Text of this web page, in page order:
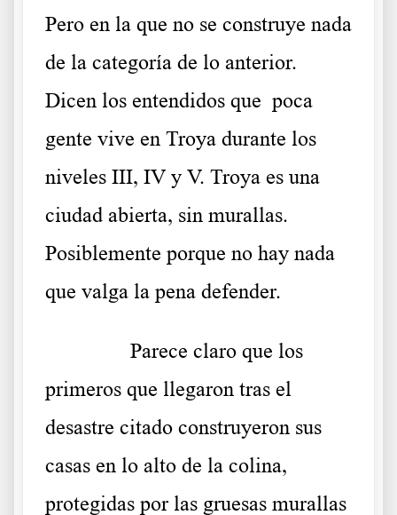
Pero en la que no se construye nada
de la categoría de lo anterior.
Dicen los entendidos que poca
gente vive en Troya durante los
niveles III, IV y V. Troya es una
ciudad abierta, sin murallas.
Posiblemente porque no hay nada
que valga la pena defender.
Parece claro que los
primeros que llegaron tras el
desastre citado construyeron sus
casas en lo alto de la colina,
protegidas por las gruesas murallas